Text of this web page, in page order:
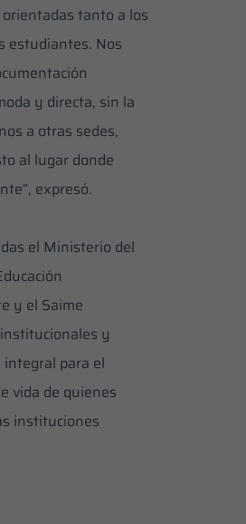
tanto a los
estudiantes. Nos
y directa, sin la
a otras sedes,
al lugar donde
expresó.
el Ministerio del
y el Saime
y
para el
vida de quienes
instituciones